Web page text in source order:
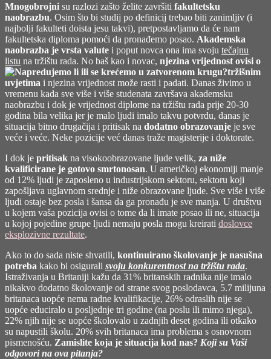
Mnogobrojni su razlozi zašto želite završiti fakultetsku
naobrazbu. Osim što bi studij po definicij trebao biti zanimljiv (i
najbolji fakulteti doista jesu takvi), pretpostavljamo da će nam
fakultetska diploma pomoći da pronađemo posao. Akademska
naobrazba je vrsta valute i poput novca ona ima svoju tečajnu
listu na tržištu rada. No baš kao i novac, njezina vrijednost ovisi o
tržišnim
uvjetima i njezina vrijednost može rasti i padati. Danas živimo u
vremenu kada sve više i više studenata završava akademsku
naobrazbu i dok je vrijednost diplome na tržištu rada prije 20-30
godina bila velika jer je malo ljudi imalo takvu potvrdu, danas je
situacija bitno drugačija i pritisak na dodatno obrazovanje je sve
veće i veće. Neke pozicije već danas traže magisterije i doktorate.
I dok je pritisak na visokoobrazovane ljude velik, za niže
kvalificirane je gotovo smrtonosan. U američkoj ekonomiji manje
od 12% ljudi je zaposleno u industrijskom sektoru, sektoru koji
zapošljava uglavnom srednje i niže obrazovane ljude. Sve više i više
ljudi ostaje bez posla i šansa da ga pronađu je sve manja. U društvu
u kojem vaša pozicija ovisi o tome da li imate posao ili ne, situacija
u kojoj pojedine grupe ljudi nemaju posla mogu kreirati doslovce
eksplozivne rezultate.
Ako to do sada niste shvatili, kontinuirano školovanje je nasušna
potreba kako bi osigurali svoju konkurentnost na tržištu rada.
Istraživanja u Britaniji kažu da 31% britanskih radnika nije imalo
nikakvo dodatno školovanje od strane svog poslodavca, 5.7 milijuna
britanaca uopće nema radne kvalifikacije, 26% odraslih nije se
uopće educiralo u posljednje tri godine (na poslu ili mimo njega),
22% njih nije se uopće školovalo u zadnjih deset godina ili otkako
su napustili školu. 20% svih britanaca ima problema s osnovnom
pismenošću. Zamislite koja je situacija kod nas? Koji su Vaši
odgovori na ova pitanja?